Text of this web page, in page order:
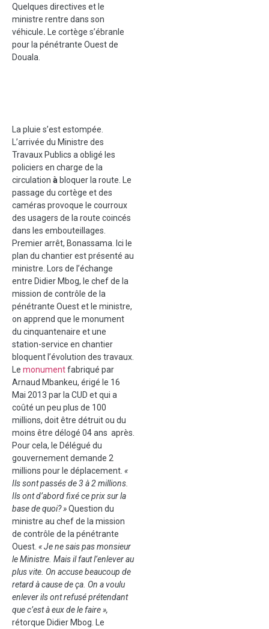
Quelques directives et le
ministre rentre dans son
véhicule. Le cortège s’ébranle
pour la pénétrante Ouest de
Douala.
La pluie s’est estompée.
L’arrivée du Ministre des
Travaux Publics a obligé les
policiers en charge de la
circulation à bloquer la route. Le
passage du cortège et des
caméras provoque le courroux
des usagers de la route coincés
dans les embouteillages.
Premier arrêt, Bonassama. Ici le
plan du chantier est présenté au
ministre. Lors de l’échange
entre Didier Mbog, le chef de la
mission de contrôle de la
pénétrante Ouest et le ministre,
on apprend que le monument
du cinquantenaire et une
station-service en chantier
bloquent l’évolution des travaux.
Le monumentfabriqué par
Arnaud Mbankeu, érigé le 16
Mai 2013 par la CUD et qui a
coûté un peu plus de 100
millions, doit être détruit ou du
moins être délogé 04 ans après.
Pour cela, le Délégué du
gouvernement demande 2
millions pour le déplacement. «
Ils sont passés de 3 à 2 millions.
Ils ont d’abord fixé ce prix sur la
base de quoi? »Question du
ministre au chef de la mission
de contrôle de la pénétrante
Ouest. « Je ne sais pas monsieur
le Ministre. Mais il faut l’enlever au
plus vite. On accuse beaucoup de
retard à cause de ça. On a voulu
enlever ils ont refusé prétendant
que c’est à eux de le faire »,
rétorque Didier Mbog. Le